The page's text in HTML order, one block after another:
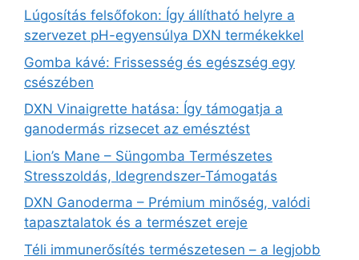
Lúgosítás felsőfokon: Így állítható helyre a
szervezet pH-egyensúlya DXN termékekkel
Gomba kávé: Frissesség és egészség egy
csészében
DXN Vinaigrette hatása: Így támogatja a
ganodermás rizsecet az emésztést
Lion’s Mane – Süngomba Természetes
Stresszoldás, Idegrendszer‑Támogatás
DXN Ganoderma – Prémium minőség, valódi
tapasztalatok és a természet ereje
Téli immunerősítés természetesen – a legjobb